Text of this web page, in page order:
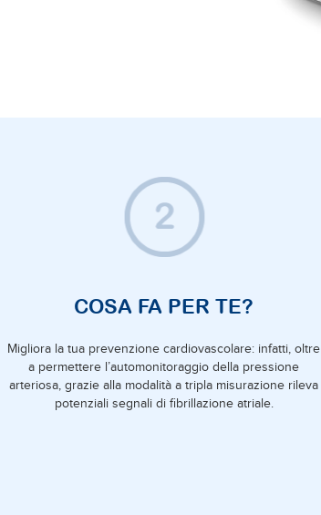
COSA FA PER TE?
Migliora la tua prevenzione cardiovascolare: infatti, oltre
a permettere l’automonitoraggio della pressione
arteriosa, grazie alla modalità a tripla misurazione rileva
potenziali segnali di fibrillazione atriale.